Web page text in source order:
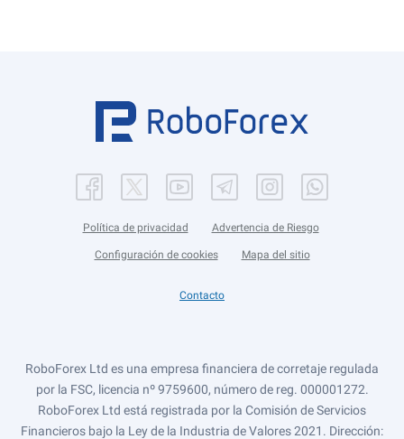
Política de privacidad Advertencia de Riesgo
Configuración de cookies Mapa del sitio
Contacto
RoboForex Ltd es una empresa financiera de corretaje regulada
por la FSC, licencia nº 9759600, número de reg. 000001272.
RoboForex Ltd está registrada por la Comisión de Servicios
Financieros bajo la Ley de la Industria de Valores 2021. Dirección: